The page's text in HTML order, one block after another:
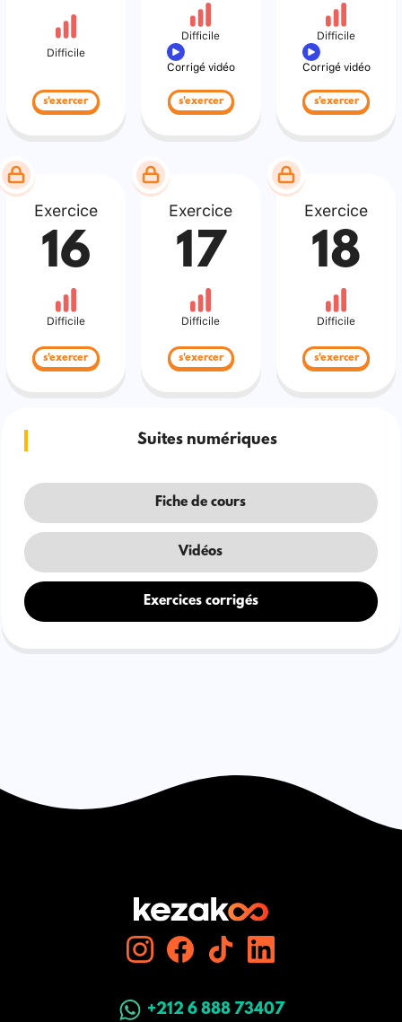
Difficile
s'exercer
Difficile
Corrigé vidéo
s'exercer
Difficile
Corrigé vidéo
s'exercer
Exercice
16
Difficile
s'exercer
Exercice
17
Difficile
s'exercer
Exercice
18
Difficile
s'exercer
Suites numériques
Fiche de cours
Vidéos
Exercices corrigés
+212 6 888 73407